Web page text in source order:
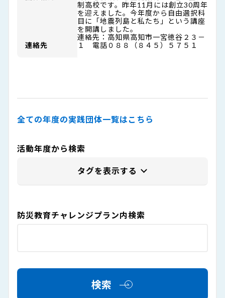
制高校です。昨年11月には創立30周年
を迎えました。今年度から自由選択科
目に「地震列島と私たち」という講座
を開講しました。
連絡先
連絡先：高知県高知市一宮徳谷２３－
１ 電話０８８（８４５）５７５１
全ての年度の実践団体一覧はこちら
活動年度から検索
防災教育チャレンジプラン内検索
検索